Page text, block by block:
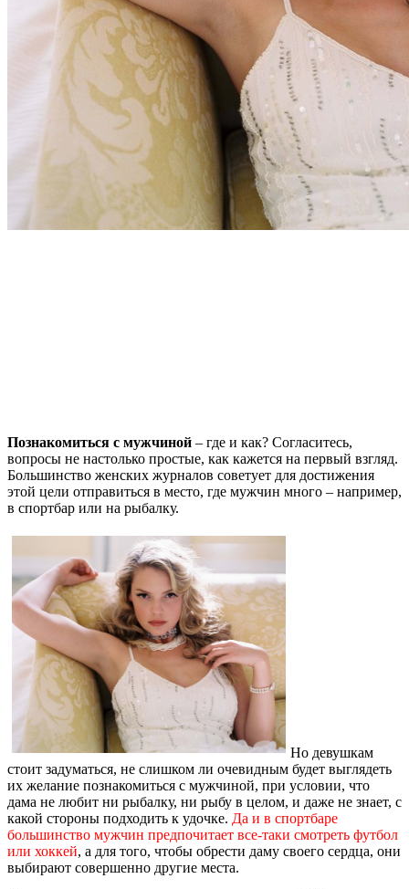
Познакомиться с мужчиной – где и как? Согласитесь,
вопросы не настолько простые, как кажется на первый взгляд.
Большинство женских журналов советует для достижения
этой цели отправиться в место, где мужчин много – например,
в спортбар или на рыбалку.
Но девушкам
стоит задуматься, не слишком ли очевидным будет выглядеть
их желание познакомиться с мужчиной, при условии, что
дама не любит ни рыбалку, ни рыбу в целом, и даже не знает, с
какой стороны подходить к удочке. Да и в спортбаре
большинство мужчин предпочитает все-таки смотреть футбол
или хоккей, а для того, чтобы обрести даму своего сердца, они
выбирают совершенно другие места.